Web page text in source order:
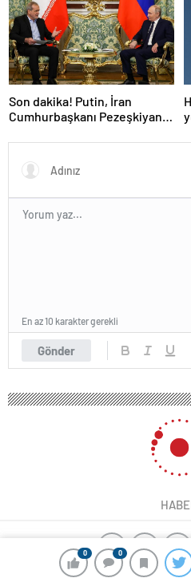
0 0
Son dakika! Putin, İran
Cumhurbaşkanı Pezeşkiyan
Gönder
En az 10 karakter gerekli